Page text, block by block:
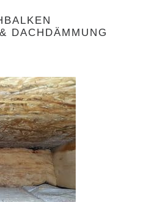
DACHDÄMMUNG